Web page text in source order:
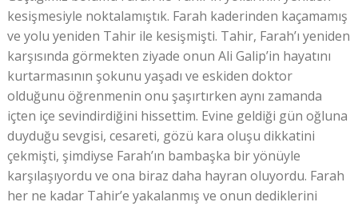
kesişmesiyle noktalamıştık. Farah kaderinden kaçamamış
ve yolu yeniden Tahir ile kesişmişti. Tahir, Farah’ı yeniden
karşısında görmekten ziyade onun Ali Galip’in hayatını
kurtarmasının şokunu yaşadı ve eskiden doktor
olduğunu öğrenmenin onu şaşırtırken aynı zamanda
içten içe sevindirdiğini hissettim. Evine geldiği gün oğluna
duyduğu sevgisi, cesareti, gözü kara oluşu dikkatini
çekmişti, şimdiyse Farah’ın bambaşka bir yönüyle
karşılaşıyordu ve ona biraz daha hayran oluyordu. Farah
her ne kadar Tahir’e yakalanmış ve onun dediklerini